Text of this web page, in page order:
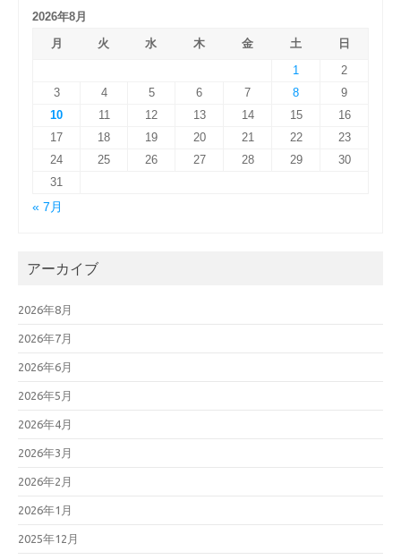
2026年8月
月
火 水 木 金 土
日
1
2
3
4 5 6 7 8
9
10
11 12 13 14 15
16
17
18 19 20 21 22
23
24
25 26 27 28 29
30
31
« 7月
アーカイブ
2026年8月
2026年7月
2026年6月
2026年5月
2026年4月
2026年3月
2026年2月
2026年1月
2025年12月